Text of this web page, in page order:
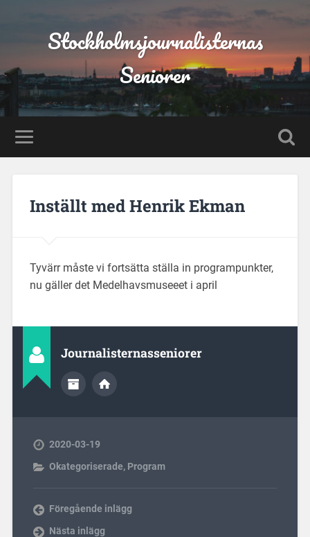
Stockholmsjournalisternas
Seniorer
Inställt med Henrik Ekman
Tyvärr måste vi fortsätta ställa in programpunkter,
nu gäller det Medelhavsmuseeet i april
Journalisternasseniorer
2020-03-19
Okategoriserade, Program
Föregående inlägg
Nästa inlägg